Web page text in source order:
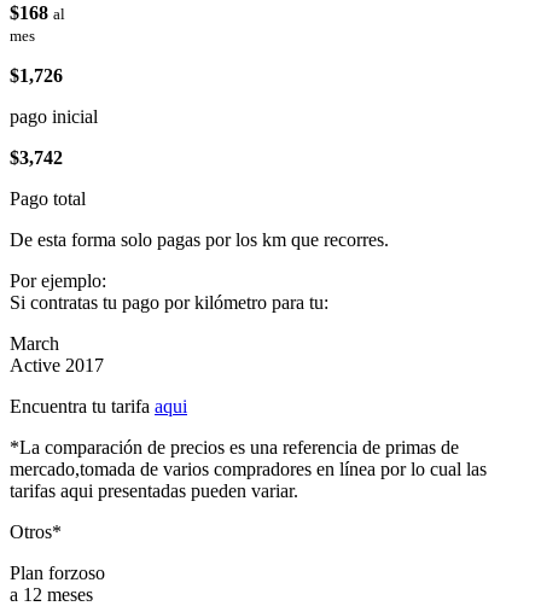
$168 al
mes
$1,726
pago inicial
$3,742
Pago total
De esta forma solo pagas por los km que recorres.
Por ejemplo:
Si contratas tu pago por kilómetro para tu:
March
Active 2017
Encuentra tu tarifa aqui
*La comparación de precios es una referencia de primas de
mercado,tomada de varios compradores en línea por lo cual las
tarifas aqui presentadas pueden variar.
Otros*
Plan forzoso
a 12 meses